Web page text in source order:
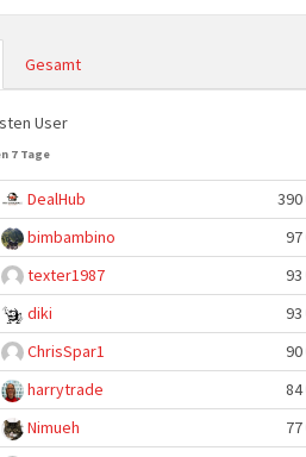
Gesamt
User
7 Tage
DealHub
390
bimbambino
97
texter1987
93
diki
93
ChrisSpar1
90
harrytrade
84
Nimueh
77